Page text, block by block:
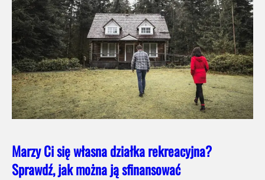
Marzy Ci się własna działka rekreacyjna?
Sprawdź, jak można ją sfinansować